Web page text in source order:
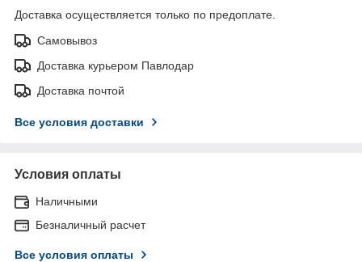
Доставка осуществляется только по предоплате.
Самовывоз
Доставка курьером Павлодар
Доставка почтой
Все условия доставки
Условия оплаты
Наличными
Безналичный расчет
Все условия оплаты